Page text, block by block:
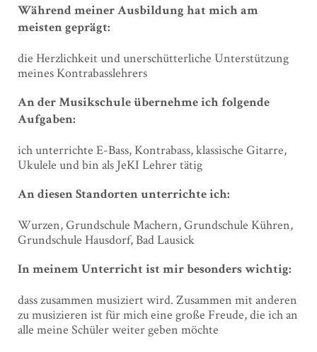
Während meiner Ausbildung hat mich am
meisten geprägt:
die Herzlichkeit und unerschütterliche Unterstützung
meines Kontrabasslehrers
An der Musikschule übernehme ich folgende
Aufgaben:
ich unterrichte E-Bass, Kontrabass, klassische Gitarre,
Ukulele und bin als JeKI Lehrer tätig
An diesen Standorten unterrichte ich:
Wurzen, Grundschule Machern, Grundschule Kühren,
Grundschule Hausdorf, Bad Lausick
In meinem Unterricht ist mir besonders wichtig:
dass zusammen musiziert wird. Zusammen mit anderen
zu musizieren ist für mich eine große Freude, die ich an
alle meine Schüler weiter geben möchte